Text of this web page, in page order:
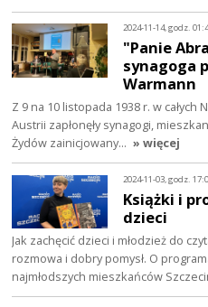
2024-11-14, godz.
"Panie
synagoga
Warmann
Z 9 na 10 listopada 1938 r. w
Austrii zapłonęły synagogi,
Żydów zainicjowany… » więcej
2024-11-03, godz.
Książki i
dzieci
Jak zachęcić dzieci i młodzież do
rozmowa i dobry pomysł. O
najmłodszych mieszkańców